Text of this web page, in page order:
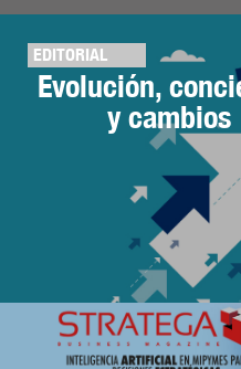
EDITORIAL
Evolución,
y cambios